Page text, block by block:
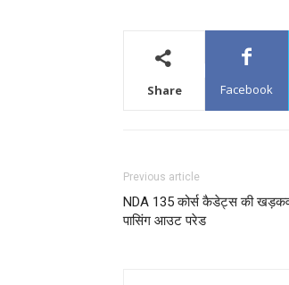
Share Facebook
Previous article
NDA 135 कोर्स कैडेट्स की
पासिंग आउट परेड